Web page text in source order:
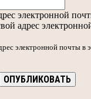
электронной
адрес
электронной почты в